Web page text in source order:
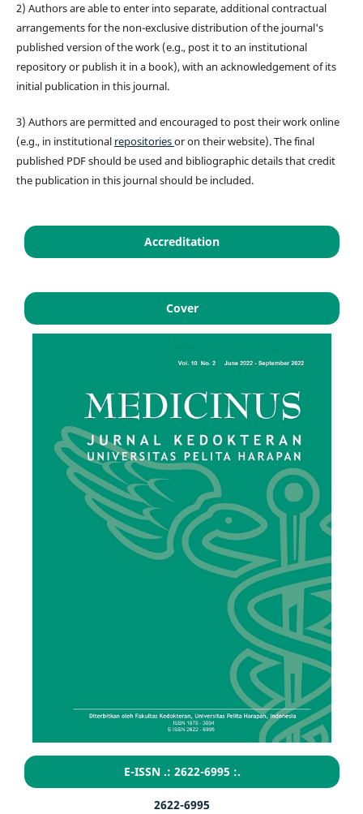
2) Authors are able to enter into separate, additional contractual
arrangements for the non-exclusive distribution of the journal's
published version of the work (e.g., post it to an institutional
repository or publish it in a book), with an acknowledgement of its
initial publication in this journal.
3) Authors are permitted and encouraged to post their work online
(e.g., in institutional repositoriesor on their website). The final
published PDF should be used and bibliographic details that credit
the publication in this journal should be included.
Accreditation
Cover
E-ISSN .: 2622-6995 :.
2622-6995